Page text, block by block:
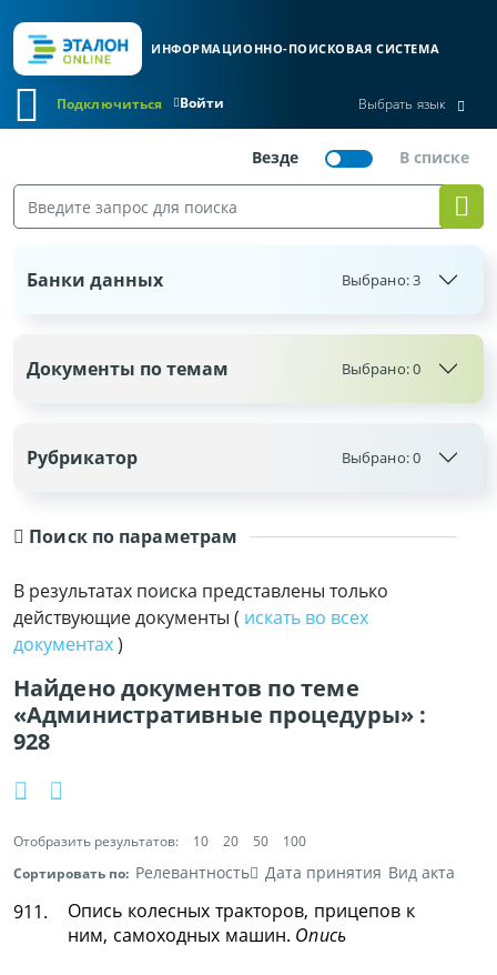
ИНФОРМАЦИОННО-ПОИСКОВАЯ СИСТЕМА
Войти
Подключиться Выбрать язык
Поиск по параметрам
В результатах поиска представлены только
действующие документы ( искать во всех
документах)
Найдено документов по теме
«Административные процедуры» :
928
Отобразить результатов: 10 20 50
100
Сортировать по: Релевантность Дата принятия Вид акта
911.
Опись колесных тракторов, прицепов к
ним, самоходных машин. Опись
Банки данных Выбрано:3
Документы по темам Выбрано:0
Рубрикатор Выбрано:0